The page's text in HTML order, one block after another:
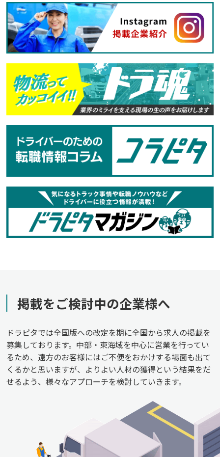
掲載をご検討中の企業様へ
ドラピタでは全国版への改定を期に全国から求人の掲載を
募集しております。中部・東海域を中心に営業を行ってい
るため、遠方のお客様にはご不便をおかけする場面も出て
くるかと思いますが、よりよい人材の獲得という結果をだ
せるよう、様々なアプローチを検討していきます。